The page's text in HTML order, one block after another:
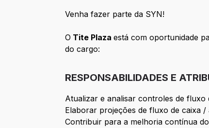
Venha fazer parte da SYN!
O Tite Plazaestá com oportunidade
do cargo:
RESPONSABILIDADES E
Atualizar e analisar controles de fluxo
Elaborar projeções de fluxo de caixa /
Contribuir para a melhoria contínua